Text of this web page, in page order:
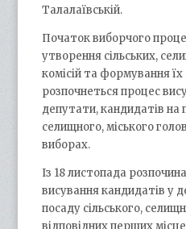
Талалаївській.
Початок виборчого
утворення сільських,
комісій та формування
розпочнеться процес
депутати, кандидатів на
селищного, міського
виборах.
Із 18 листопада
висування кандидатів у
посаду сільського,
відповідних перших